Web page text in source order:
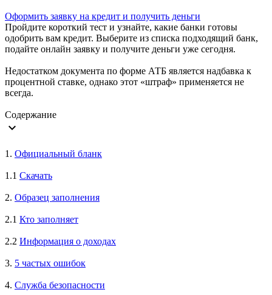
Оформить заявку на кредит и получить деньги
Пройдите короткий тест и узнайте, какие банки готовы
одобрить вам кредит. Выберите из списка подходящий банк,
подайте онлайн заявку и получите деньги уже сегодня.
Недостатком документа по форме АТБ является надбавка к
процентной ставке, однако этот «штраф» применяется не
всегда.
Содержание
expand_more
1. Официальный бланк
1.1 Скачать
2. Образец заполнения
2.1 Кто заполняет
2.2 Информация о доходах
3. 5 частых ошибок
4. Служба безопасности